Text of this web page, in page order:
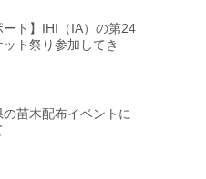
ート】IHI（IA）の第24
ット祭り参加してき
の苗木配布イベントに